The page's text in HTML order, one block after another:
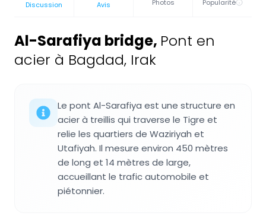
Discussion Avis Photos Popularité
Al-Sarafiya bridge, Pont en
acier à Bagdad, Irak
Le pont Al-Sarafiya est une structure en
acier à treillis qui traverse le Tigre et
relie les quartiers de Waziriyah et
Utafiyah. Il mesure environ 450 mètres
de long et 14 mètres de large,
accueillant le trafic automobile et
piétonnier.